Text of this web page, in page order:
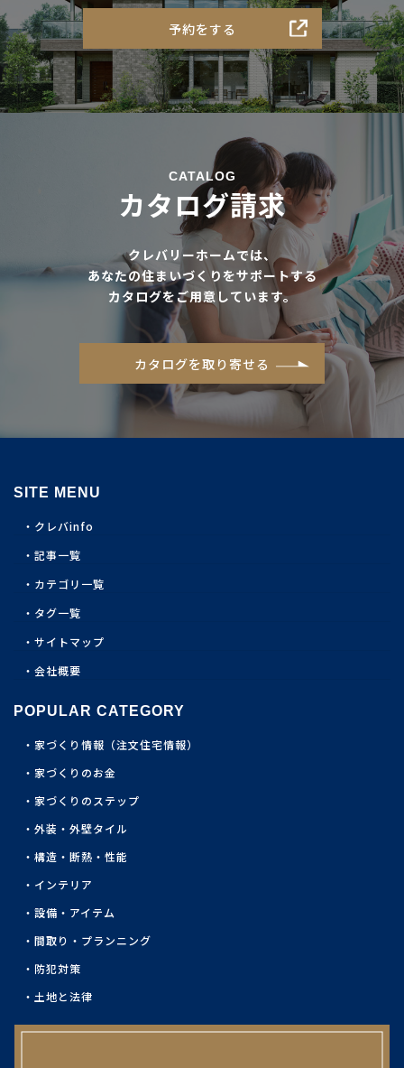
予約をする
CATALOG
カタログ請求
クレバリーホームでは、
あなたの住まいづくりをサポートする
カタログをご用意しています。
カタログを取り寄せる
SITE MENU
クレバinfo
記事一覧
カテゴリ一覧
タグ一覧
サイトマップ
会社概要
POPULAR CATEGORY
家づくり情報（注文住宅情報）
家づくりのお金
家づくりのステップ
外装・外壁タイル
構造・断熱・性能
インテリア
設備・アイテム
間取り・プランニング
防犯対策
土地と法律